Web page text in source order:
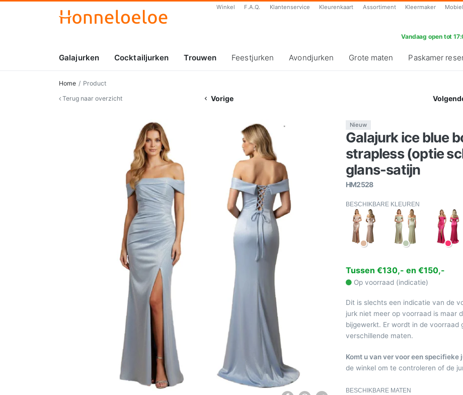
Winkel F.A.Q. Klantenservice Kleurenkaart Assortiment Kleermaker
Vandaag open tot
Galajurken Cocktailjurken Trouwen Feestjurken Avondjurken Grote maten Paskamer
Home
Product
Terug naar overzicht
Vorige
Nieuw
Galajurk ice blue
strapless (optie
glans-satijn
HM2528
BESCHIKBARE KLEUREN
Tussen €130,- en €150,-
Op voorraad (indicatie)
Dit is slechts een indicatie van de
jurk niet meer op voorraad is maar
bijgewerkt. Er wordt in de voorraad
verschillende maten.
Komt u van ver voor een specifieke
de winkel om te controleren of de
BESCHIKBARE MATEN